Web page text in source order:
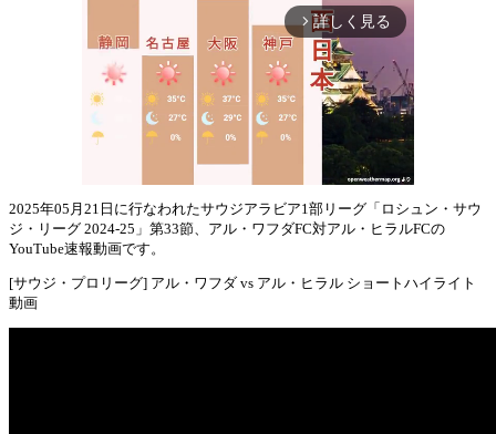
arrow_forward_ios 詳しく見る
2025年05月21日に行なわれたサウジアラビア1部リーグ「ロシュン・サウ
ジ・リーグ 2024-25」第33節、アル・ワフダFC対アル・ヒラルFCの
YouTube速報動画です。
[サウジ・プロリーグ] アル・ワフダ vs アル・ヒラル ショートハイライト
動画